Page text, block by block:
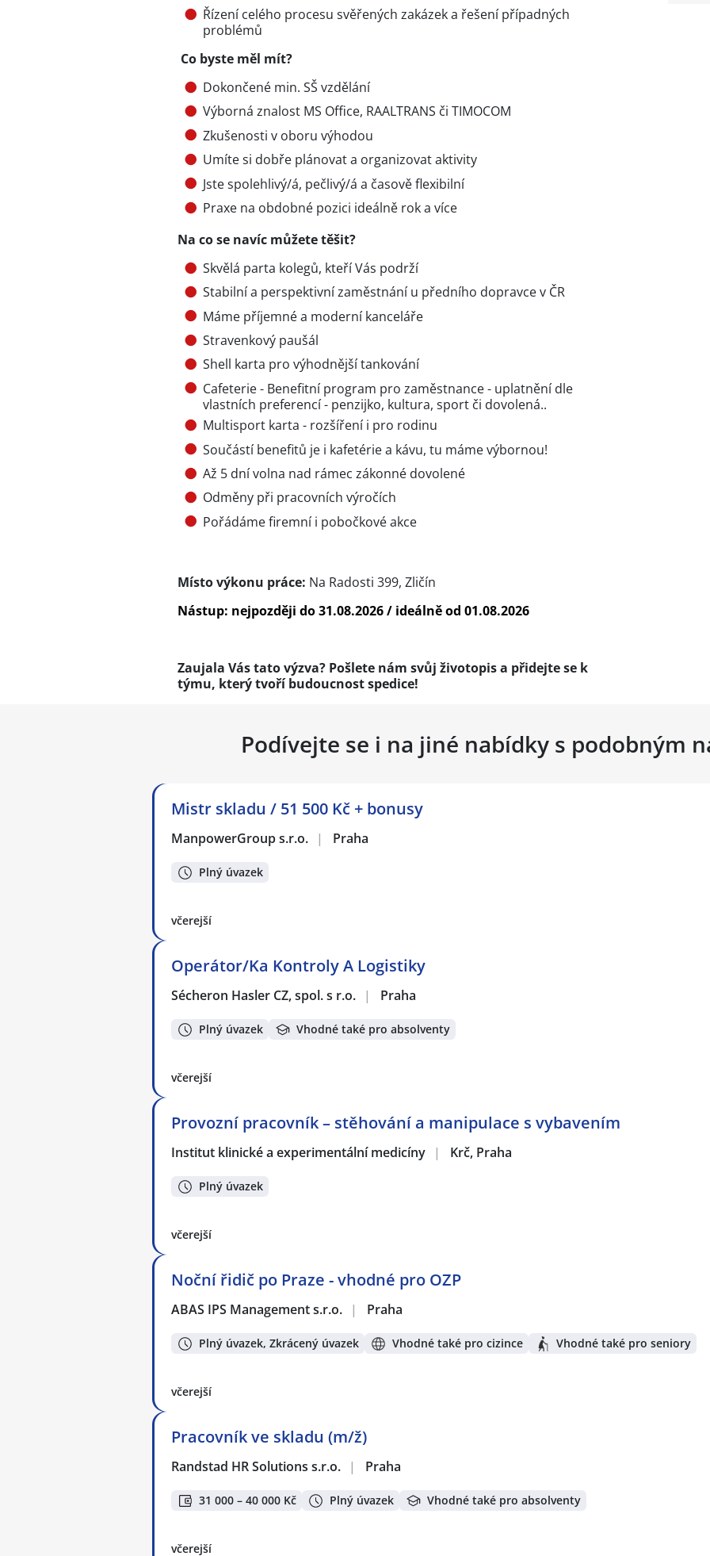
Řízení celého procesu svěřených zakázek a řešení případných
problémů
Co byste měl mít?
Dokončené min. SŠ vzdělání
Výborná znalost MS Office, RAALTRANS či TIMOCOM
Zkušenosti v oboru výhodou
Umíte si dobře plánovat a organizovat aktivity
Jste spolehlivý/á, pečlivý/á a časově flexibilní
Praxe na obdobné pozici ideálně rok a více
Na co se navíc můžete těšit?
Skvělá parta kolegů, kteří Vás podrží
Stabilní a perspektivní zaměstnání u předního dopravce v ČR
Máme příjemné a moderní kanceláře
Stravenkový paušál
Shell karta pro výhodnější tankování
Cafeterie - Benefitní program pro zaměstnance - uplatnění dle
vlastních preferencí - penzijko, kultura, sport či dovolená..
Multisport karta - rozšíření i pro rodinu
Součástí benefitů je i kafetérie a kávu, tu máme výbornou!
Až 5 dní volna nad rámec zákonné dovolené
Odměny při pracovních výročích
Pořádáme firemní i pobočkové akce
Místo výkonu práce: Na Radosti 399, Zličín
Nástup: nejpozději do 31.08.2026 / ideálně od 01.08.2026
Zaujala Vás tato výzva? Pošlete nám svůj životopis a přidejte se k
týmu, který tvoří budoucnost spedice!
Podívejte se i na jiné nabídky s podobným
Mistr skladu / 51 500 Kč + bonusy
ManpowerGroup s.r.o. | Praha
Plný úvazek
včerejší
Operátor/Ka Kontroly A Logistiky
Sécheron Hasler CZ, spol. s r.o. | Praha
Plný úvazek Vhodné také pro absolventy
včerejší
Provozní pracovník – stěhování a manipulace s vybavením
Institut klinické a experimentální medicíny | Krč, Praha
Plný úvazek
včerejší
Noční řidič po Praze - vhodné pro OZP
ABAS IPS Management s.r.o. | Praha
Plný úvazek, Zkrácený úvazek Vhodné také pro cizince Vhodné také pro seniory
včerejší
Pracovník ve skladu (m/ž)
Randstad HR Solutions s.r.o. | Praha
31 000 – 40 000 Kč Plný úvazek Vhodné také pro absolventy
včerejší